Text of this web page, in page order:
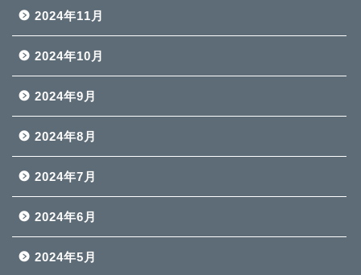
2024年11月
2024年10月
2024年9月
2024年8月
2024年7月
2024年6月
2024年5月